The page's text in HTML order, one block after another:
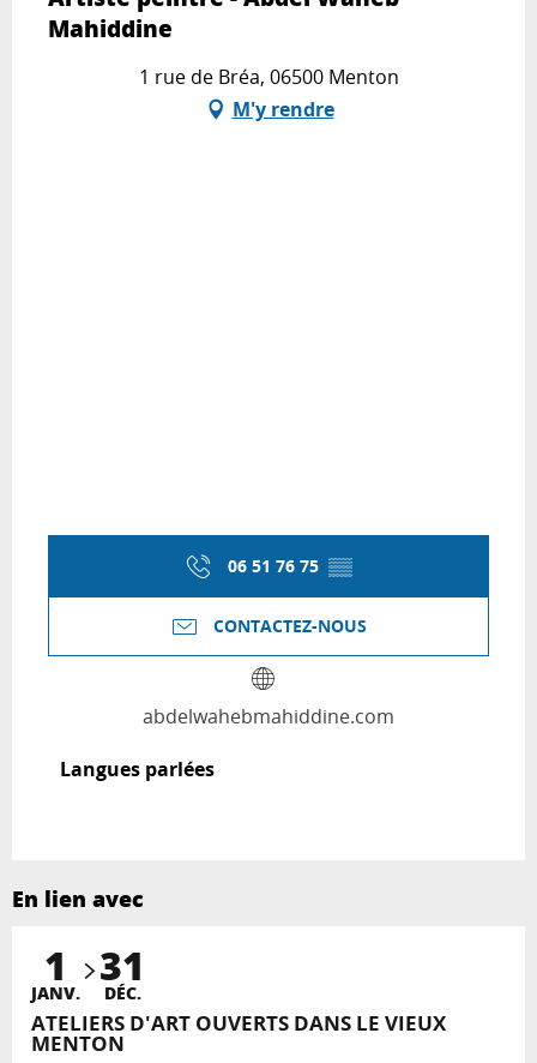
Mahiddine
1 rue de Bréa, 06500 Menton
M'y rendre
06 51 76 75 ▒▒
CONTACTEZ-NOUS
abdelwahebmahiddine.com
Langues parlées
Langues parlées
En lien avec
1
JANV. 31
DÉC.
ATELIERS D'ART OUVERTS DANS LE VIEUX
MENTON